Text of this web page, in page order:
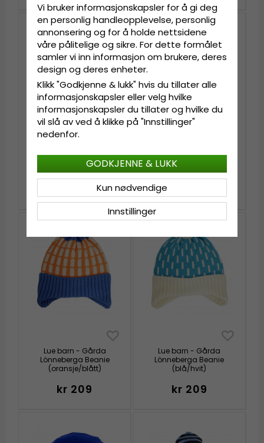
Åseda Winter Hat
(mørkeblått)
Bodafors Beanie
(blå/burgunder)
Lue barn - Gårda
Lönneberga Beanie
(oransje/blått)
kr 209
Lue barn - Gårda
Lönneberga Beanie
(blå/hvit)
kr 209
Vi bruker informasjonskapsler for å gi deg
en personlig handleopplevelse, personlig
annonsering og for å holde nettsidene
våre pålitelige og sikre. For dette formålet
samler vi inn informasjon om brukere, deres
design og deres enheter.
Klikk "Godkjenne & lukk" hvis du tillater alle
informasjonskapsler eller velg hvilke
informasjonskapsler du tillater og hvilke du
vil slå av ved å klikke på "Innstillinger"
nedenfor.
Innstillinger
Kun nødvendige
GODKJENNE & LUKK